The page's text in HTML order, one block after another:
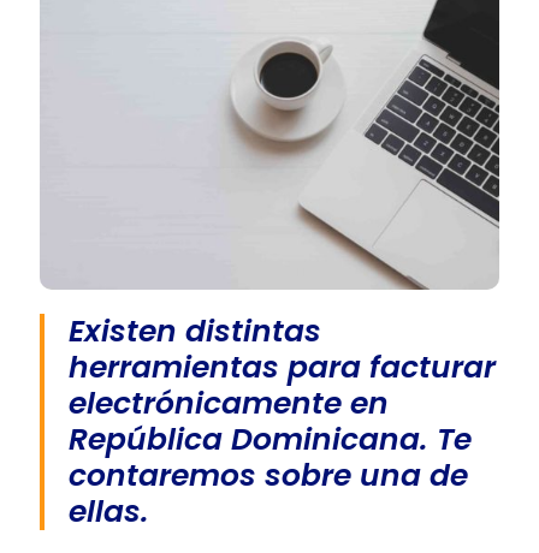
Existen distintas
herramientas para facturar
electrónicamente en
República Dominicana. Te
contaremos sobre una de
ellas.